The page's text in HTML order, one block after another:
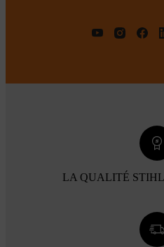
LA QUALITÉ